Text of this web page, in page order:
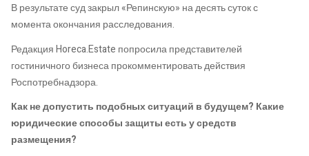
В результате суд закрыл «Репинскую» на десять суток с
момента окончания расследования.
РедакцияHoreca.Estate попросила представителей
гостиничного бизнеса прокомментировать действия
Роспотребнадзора.
Как не допустить подобных ситуаций в будущем? Какие
юридические способы защиты есть у средств
размещения?